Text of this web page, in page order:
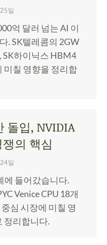
일
억 달러 넘는 AI 이
. SK텔레콤의 2GW
SK하이닉스 HBM4
미칠 영향을 정리합
돌입, NVIDIA
의 핵심
일
에 들어갔습니다.
Venice CPU 18개
심 시장에 미칠 영
정리합니다.